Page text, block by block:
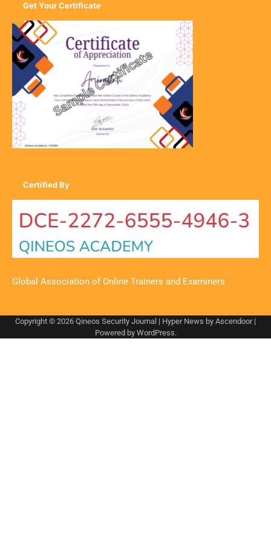
Get Your Certificate
Certified By
Global Association of Online Trainers and Examiners
Copyright © 2026 Qineos Security Journal | Hyper News by Ascendoor|
Powered by WordPress.